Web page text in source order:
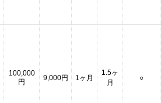
100,000
円
9,000円 1ヶ月
1.5ヶ
月
○